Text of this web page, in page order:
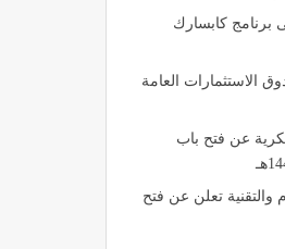
برنامج كابسارك
الاستثمارات العامة
عن فتح باب
والتقنية تعلن عن فتح